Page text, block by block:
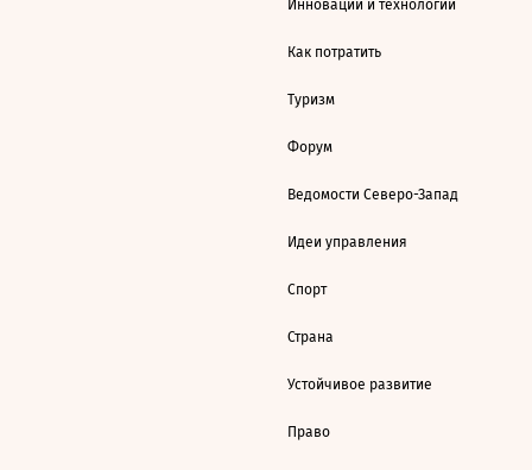
Инновации и технологии
Как потратить
Туризм
Форум
Ведомости Северо-Запад
Идеи управления
Спорт
Страна
Устойчивое развитие
Право